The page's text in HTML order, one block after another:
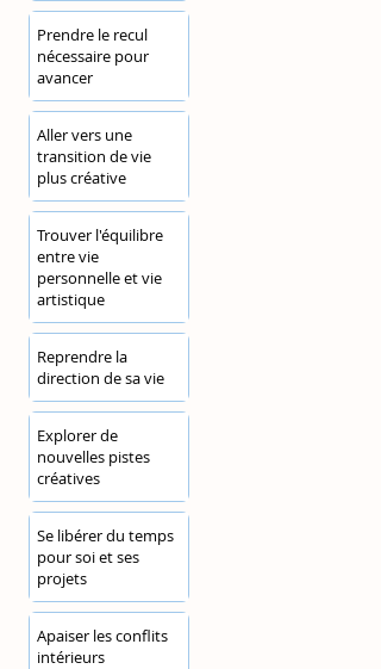
Prendre le recul
nécessaire pour
avancer
Aller vers une
transition de vie
plus créative
Trouver l'équilibre
entre vie
personnelle et vie
artistique
Reprendre la
direction de sa vie
Explorer de
nouvelles pistes
créatives
Se libérer du temps
pour soi et ses
projets
Apaiser les conflits
intérieurs